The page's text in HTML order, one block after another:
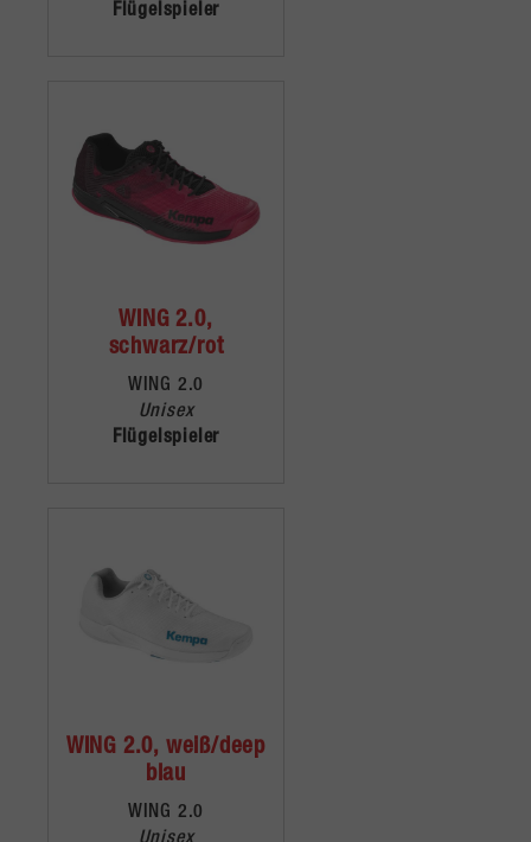
Flügelspieler
WING 2.0,
schwarz/rot
WING 2.0
Unisex
Flügelspieler
WING 2.0, weiß/deep
blau
WING 2.0